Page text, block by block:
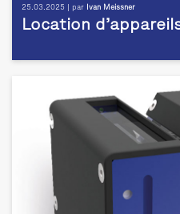
25.03.2025 | par Ivan Meissner
Location